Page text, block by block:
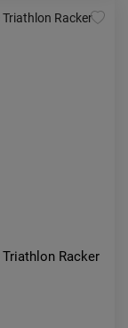
Triathlon Racker